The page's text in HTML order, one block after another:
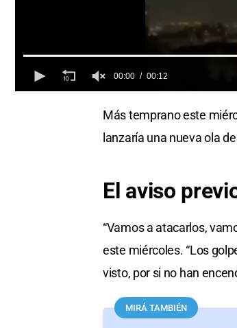
00:00 00:12
Más temprano este
lanzaría una nueva ola
El aviso
“Vamos a atacarlos,
este miércoles. “Los
visto, por si no han
MIRÁ TAMBIÉN